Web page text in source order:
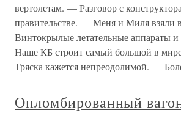
вертолетам. — Разговор с
правительстве. — Меня и Миля взяли
Винтокрылые летательные аппараты
Наше КБ строит самый большой в
Тряска кажется непреодолимой. —
Опломбированный